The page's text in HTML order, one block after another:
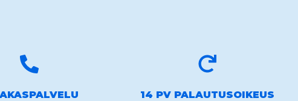
14 PV PALAUTUSOIKEUS